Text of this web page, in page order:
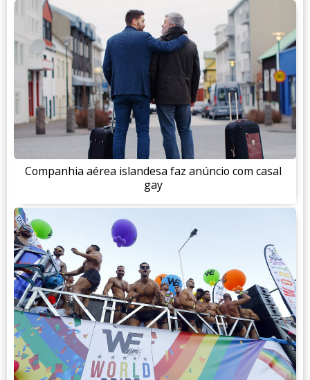
Companhia aérea islandesa faz anúncio com casal
gay